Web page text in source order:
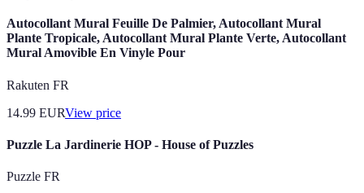
Autocollant Mural Feuille De Palmier, Autocollant Mural
Plante Tropicale, Autocollant Mural Plante Verte, Autocollant
Mural Amovible En Vinyle Pour
Rakuten FR
14.99 EURView price
Puzzle La Jardinerie HOP - House of Puzzles
Puzzle FR